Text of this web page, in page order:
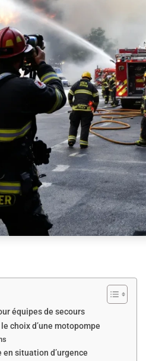
équipes de secours
choix d’une motopompe
situation d’urgence